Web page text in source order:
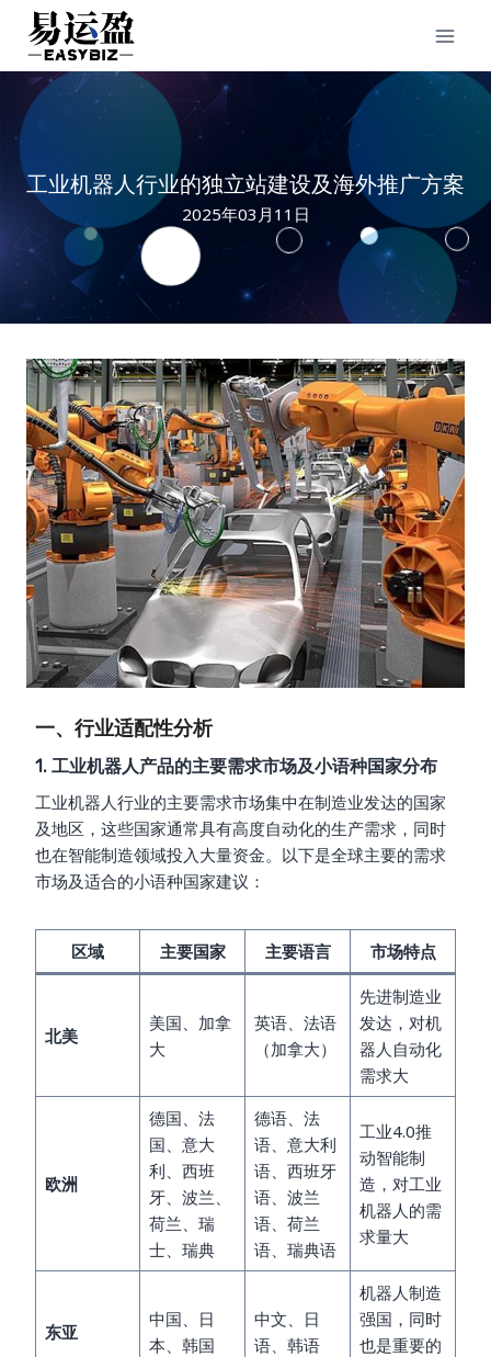
content
工业机器人行业的独立站建设及海外推广方案
2025年03月11日
一、行业适配性分析
1. 工业机器人产品的主要需求市场及小语种国家分布
工业机器人行业的主要需求市场集中在制造业发达的国家
及地区，这些国家通常具有高度自动化的生产需求，同时
也在智能制造领域投入大量资金。以下是全球主要的需求
市场及适合的小语种国家建议：
区域 主要国家 主要语言 市场特点
北美
美国、加拿
大
英语、法语
（加拿大）
先进制造业
发达，对机
器人自动化
需求大
欧洲
德国、法
国、意大
利、西班
牙、波兰、
荷兰、瑞
士、瑞典
德语、法
语、意大利
语、西班牙
语、波兰
语、荷兰
语、瑞典语
工业4.0推
动智能制
造，对工业
机器人的需
求量大
东亚
中国、日
本、韩国
中文、日
语、韩语
机器人制造
强国，同时
也是重要的